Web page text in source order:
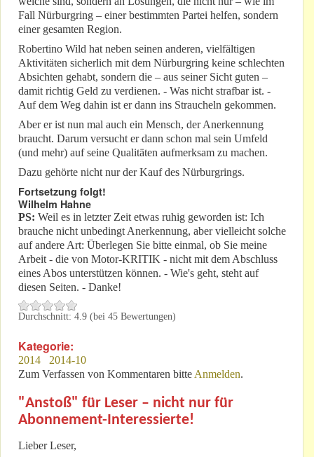
Fall Nürburgring – einer bestimmten Partei helfen, sondern
einer gesamten Region.
Robertino Wild hat neben seinen anderen, vielfältigen
Aktivitäten sicherlich mit dem Nürburgring keine schlechten
Absichten gehabt, sondern die – aus seiner Sicht guten –
damit richtig Geld zu verdienen. - Was nicht strafbar ist. -
Auf dem Weg dahin ist er dann ins Straucheln gekommen.
Aber er ist nun mal auch ein Mensch, der Anerkennung
braucht. Darum versucht er dann schon mal sein Umfeld
(und mehr) auf seine Qualitäten aufmerksam zu machen.
Dazu gehörte nicht nur der Kauf des Nürburgrings.
Fortsetzung folgt!
Wilhelm Hahne
PS: Weil es in letzter Zeit etwas ruhig geworden ist: Ich
brauche nicht unbedingt Anerkennung, aber vielleicht solche
auf andere Art: Überlegen Sie bitte einmal, ob Sie meine
Arbeit - die von Motor-KRITIK - nicht mit dem Abschluss
eines Abos unterstützen können. - Wie's geht, steht auf
diesen Seiten. - Danke!
Durchschnitt: 4.9 (bei 45 Bewertungen)
Kategorie:
2014
2014-10
Zum Verfassen von Kommentaren bitte Anmelden.
"Anstoß" für Leser – nicht nur für
Abonnement-Interessierte!
Lieber Leser,